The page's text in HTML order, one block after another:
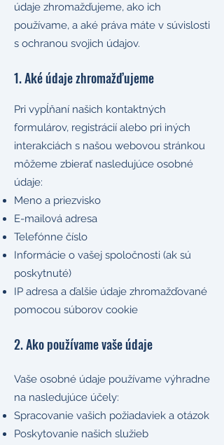
údaje zhromažďujeme, ako ich
používame, a aké práva máte v súvislosti
s ochranou svojich údajov.
1. Aké údaje zhromažďujeme
Pri vypĺňaní našich kontaktných
formulárov, registrácií alebo pri iných
interakciách s našou webovou stránkou
môžeme zbierať nasledujúce osobné
údaje:
Meno a priezvisko
E-mailová adresa
Telefónne číslo
Informácie o vašej spoločnosti (ak sú
poskytnuté)
IP adresa a ďalšie údaje zhromažďované
pomocou súborov cookie
2. Ako používame vaše údaje
Vaše osobné údaje používame výhradne
na nasledujúce účely:
Spracovanie vašich požiadaviek a otázok
Poskytovanie našich služieb